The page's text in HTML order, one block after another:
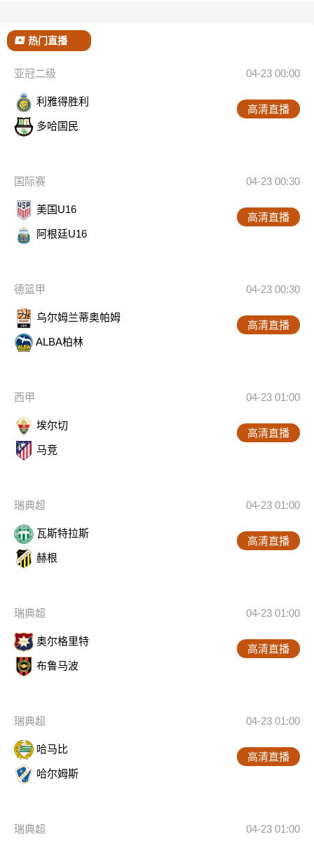
热门直播
亚冠二级 04-23 00:00
利雅得胜利
多哈国民
高清直播
国际赛 04-23 00:30
美国U16
阿根廷U16
高清直播
德篮甲 04-23 00:30
乌尔姆兰蒂奥帕姆
ALBA柏林
高清直播
西甲 04-23 01:00
埃尔切
马竞
高清直播
瑞典超 04-23 01:00
瓦斯特拉斯
赫根
高清直播
瑞典超 04-23 01:00
奥尔格里特
布鲁马波
高清直播
瑞典超 04-23 01:00
哈马比
哈尔姆斯
高清直播
瑞典超 04-23 01:00